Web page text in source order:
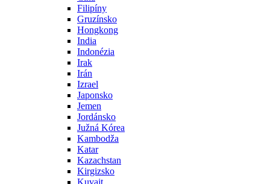
Filipíny
Gruzínsko
Hongkong
India
Indonézia
Irak
Irán
Izrael
Japonsko
Jemen
Jordánsko
Južná Kórea
Kambodža
Katar
Kazachstan
Kirgizsko
Kuvajt